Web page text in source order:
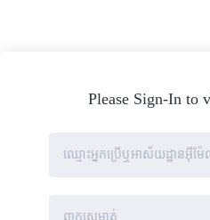
Please Sign-In to